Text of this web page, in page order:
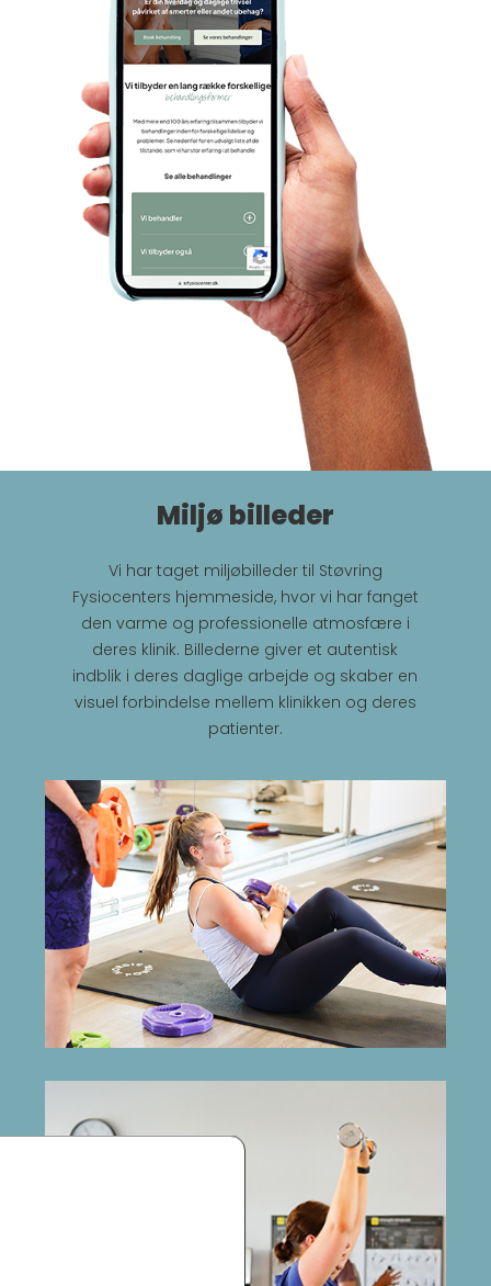
Miljø billeder
Vi har taget miljøbilleder til Støvring
Fysiocenters hjemmeside, hvor vi har fanget
den varme og professionelle atmosfære i
deres klinik. Billederne giver et autentisk
indblik i deres daglige arbejde og skaber en
visuel forbindelse mellem klinikken og deres
patienter.